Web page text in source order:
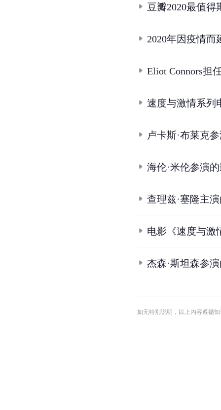
豆瓣2020最值得
2020年因疫情而
Eliot Connors担
速度与激情系列
卢卡斯·布莱克
海伦·米伦参演
查理兹·塞隆主
电影《速度与激
杰森·斯坦森参
如无特别说明，以上内容遵循